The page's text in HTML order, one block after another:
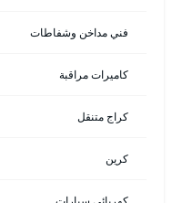
فني مداخن وشفاطات
كاميرات مراقبة
كراج متنقل
كرين